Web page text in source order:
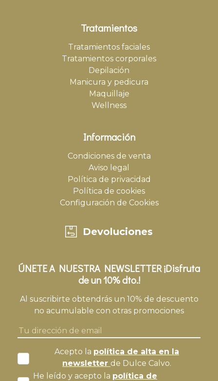
Tratamientos
Tratamientos faciales
Tratamientos corporales
Depilación
Manicura y pedicura
Maquillaje
Wellness
Información
Condiciones de venta
Aviso legal
Política de privacidad
Política de cookies
Configuración de Cookies
Devoluciones
ÚNETE A NUESTRA NEWSLETTER ¡Disfruta
de un 10% dto.!
Al suscribirte obtendrás un 10% de descuento
no acumulable con otras promociones
Acepto la política de alta en la
newsletter de Dulce Calvo.
He leído y acepto la política de